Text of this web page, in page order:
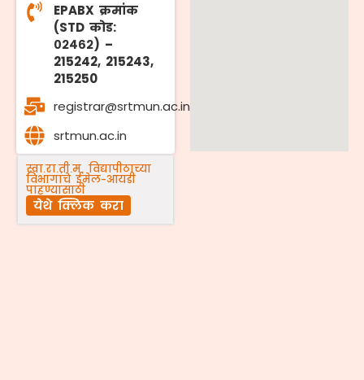
EPABX क्रमांक
(STD कोड:
०२४६२) –
215242, 215243,
215250
registrar@srtmun.ac.in
srtmun.ac.in
स्वा.रा.ती.म. विद्यापीठाच्या
विभागांचे ईमेल-आयडी
पाहण्यासाठी
येथे क्लिक करा